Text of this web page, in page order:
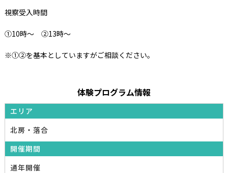
視察受入時間
①10時～ ②13時～
※①②を基本としていますがご相談ください。
体験プログラム情報
エリア
北房・落合
開催期間
通年開催